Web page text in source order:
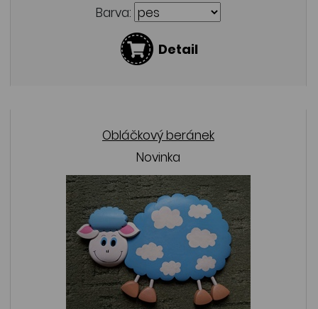
Barva:
Detail
Obláčkový beránek
Novinka